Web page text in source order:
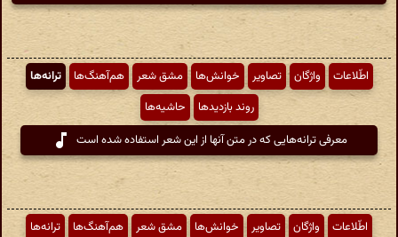
اطّلاعات واژگان تصاویر خوانش‌ها مشق شعر هم‌آهنگ‌ها
ترانه‌ها
روند بازدیدها
حاشیه‌ها
معرفی ترانه‌هایی که در متن آنها از این شعر استفاده شده است
اطّلاعات واژگان تصاویر خوانش‌ها مشق شعر هم‌آهنگ‌ها
ترانه‌ها